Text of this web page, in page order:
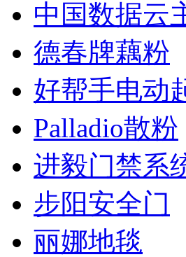
中国数据云
德春牌藕粉
好帮手电动
Palladio散粉
进毅门禁系
步阳安全门
丽娜地毯